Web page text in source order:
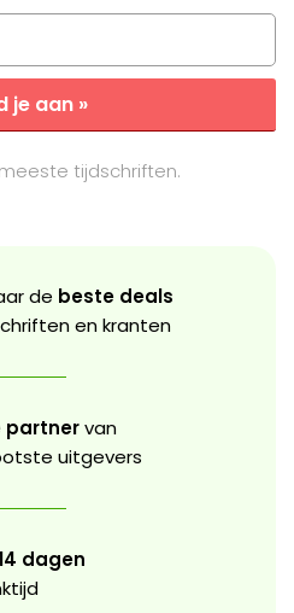
je aan »
tijdschriften.
de beste deals
en kranten
partnervan
uitgevers
dagen